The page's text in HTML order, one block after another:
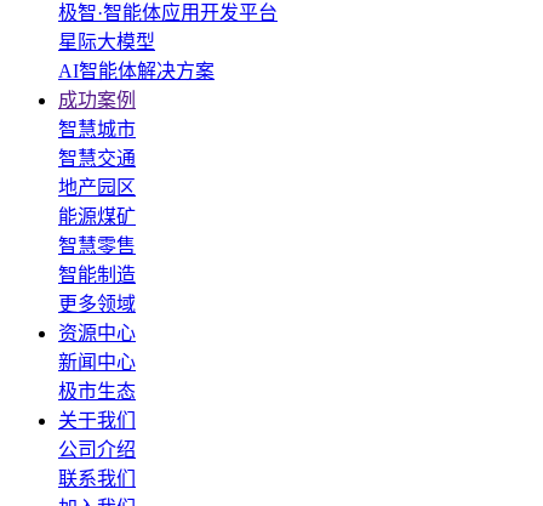
极智·智能体应用开发平台
星际大模型
AI智能体解决方案
成功案例
智慧城市
智慧交通
地产园区
能源煤矿
智慧零售
智能制造
更多领域
资源中心
新闻中心
极市生态
关于我们
公司介绍
联系我们